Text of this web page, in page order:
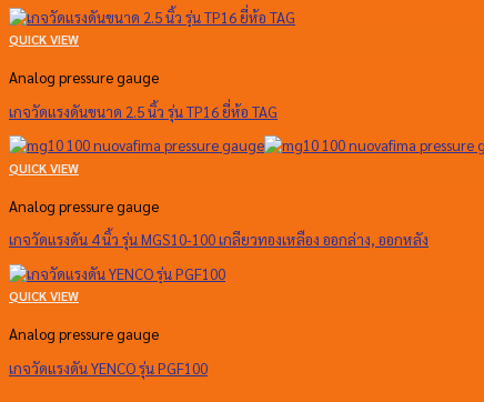
QUICK VIEW
Analog pressure gauge
เกจวัดแรงดันขนาด 2.5 นิ้ว รุ่น TP16 ยี่ห้อ TAG
QUICK VIEW
Analog pressure gauge
เกจวัดแรงดัน 4 นิ้ว รุ่น MGS10-100 เกลียวทองเหลือง ออกล่าง, ออกหลัง
QUICK VIEW
Analog pressure gauge
เกจวัดแรงดัน YENCO รุ่น PGF100